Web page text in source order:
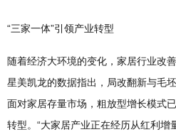
“三家一体”引领产业转型
随着经济大环境的变化，家居行业改
星美凯龙的数据指出，局改翻新与毛
面对家居存量市场，粗放型增长模式
转型。“大家居产业正在经历从红利